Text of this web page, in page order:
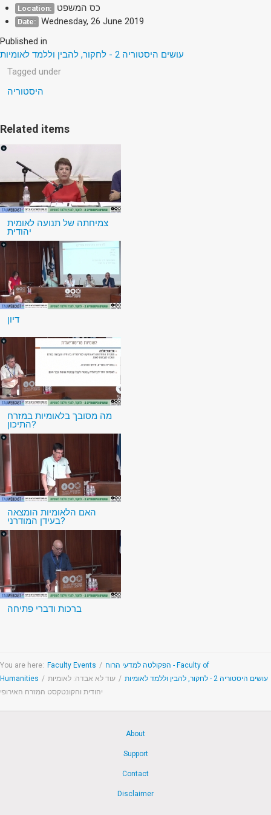
Location: כס המשפט
Date: Wednesday, 26 June 2019
Published in
עושים היסטוריה 2 - לחקור, להבין וללמד לאומיות
Tagged under
היסטוריה
Related items
צמיחתה של תנועה לאומית
יהודית
דיון
מה מסובך בלאומיות במזרח
התיכון?
האם הלאומיות הומצאה
בעידן המודרני?
ברכות ודברי פתיחה
You are here: Faculty Events / הפקולטה למדעי הרוח - Faculty of
Humanities / עושים היסטוריה 2 - לחקור, להבין וללמד לאומיות / עוד לא אבדה: לאומיות
יהודית והקונטקסט המזרח האירופי
About
Support
Contact
Disclaimer